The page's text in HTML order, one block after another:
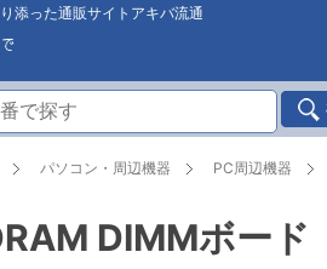
添った通販サイトアキバ流通
パソコン・周辺機器 PC周辺機器
DIMMボード